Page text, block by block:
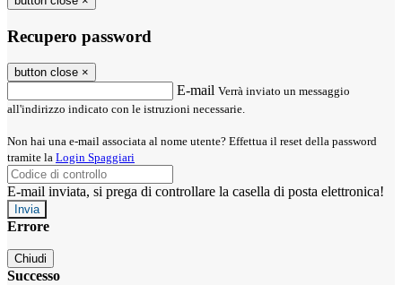
Recupero password
button close ×
E-mail Verrà inviato un messaggio
all'indirizzo indicato con le istruzioni necessarie.
Non hai una e-mail associata al nome utente? Effettua il reset della password
tramite la Login Spaggiari
E-mail inviata, si prega di controllare la casella di posta elettronica!
Errore
Chiudi
Successo